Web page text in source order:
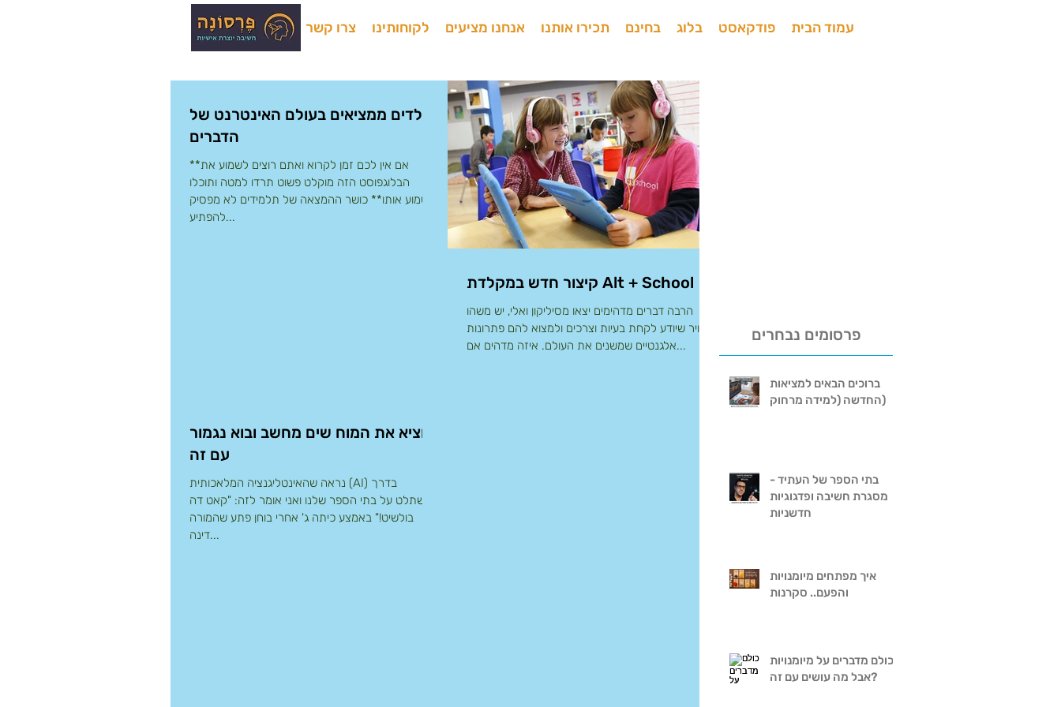
עמוד הבית פודקאסט בלוג בחינם תכירו אותנו אנחנו מציעים לקוחותינו צרו קשר
ילדים ממציאים בעולם האינטרנט של
הדברים
**אם אין לכם זמן לקרוא ואתם רוצים לשמוע את
הבלוגפוסט הזה מוקלט פשוט תרדו למטה ותוכלו
לשמוע אותו** כושר ההמצאה של תלמידים לא מפסיק
להפתיע...
קיצור חדש במקלדת Alt + School
הרבה דברים מדהימים יצאו מסיליקון ואלי, יש משהו
באוויר שיודע לקחת בעיות וצרכים ולמצוא להם פתרונות
אלגנטיים שמשנים את העולם. איזה מדהים אם...
תוציא את המוח שים מחשב ובוא נגמור
עם זה
נראה שהאינטליגנציה המלאכותית (AI) בדרך
להשתלט על בתי הספר שלנו ואני אומר לזה: "קאט דה
בולשיט!" באמצע כיתה ג' אחרי בוחן פתע שהמורה
דינה...
פרסומים נבחרים
ברוכים הבאים למציאות
החדשה (למידה מרחוק)
בתי הספר של העתיד -
מסגרת חשיבה ופדגוגיות
חדשניות
איך מפתחים מיומנויות
והפעם.. סקרנות
כולם מדברים על מיומנויות
אבל מה עושים עם זה?